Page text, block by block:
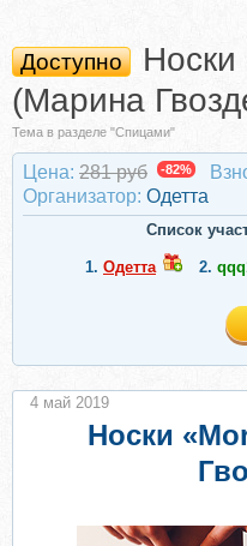
Доступно
Носки
(Марина
Тема в разделе "Спицами"
Цена: 281 руб -82%
Организатор: Одетта
Список
1. Одетта 2.
Носки
4 май 2019